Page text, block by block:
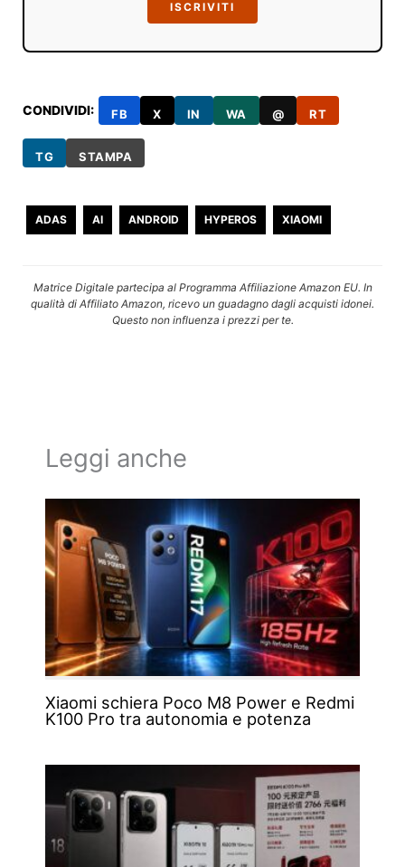
ISCRIVITI
CONDIVIDI: FB X IN WA @ RT
TG STAMPA
ADAS AI ANDROID HYPEROS XIAOMI
Matrice Digitale partecipa al Programma Affiliazione Amazon EU. In
qualità di Affiliato Amazon, ricevo un guadagno dagli acquisti idonei.
Questo non influenza i prezzi per te.
Leggi anche
Xiaomi schiera Poco M8 Power e Redmi
K100 Pro tra autonomia e potenza